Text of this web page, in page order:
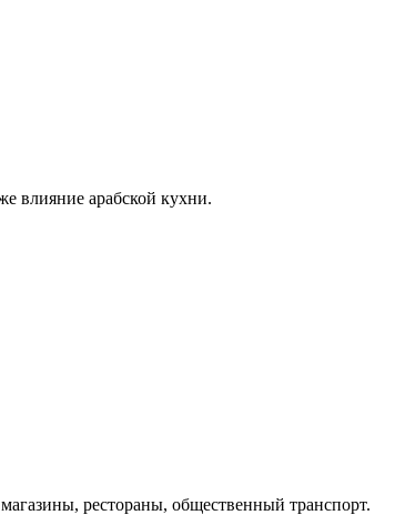
влияние арабской кухни.
рестораны, общественный транспорт.